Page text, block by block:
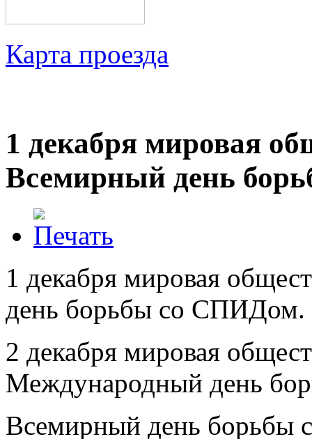
Карта проезда
1 декабря мировая
Всемирный день
1 декабря мировая
день борьбы со СПИДом.
2 декабря мировая
Международный день
Всемирный день борьбы